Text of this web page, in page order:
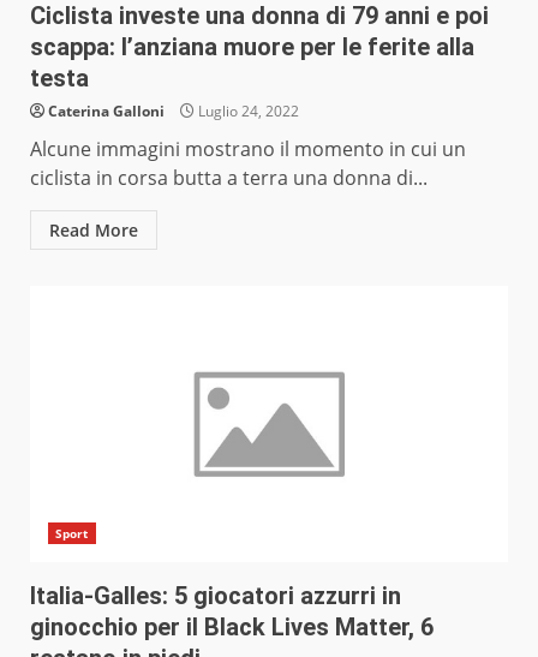
Ciclista investe una donna di 79 anni e poi
scappa: l’anziana muore per le ferite alla
testa
Caterina Galloni Luglio 24, 2022
Alcune immagini mostrano il momento in cui un
ciclista in corsa butta a terra una donna di...
Read More
Sport
Italia-Galles: 5 giocatori azzurri in
ginocchio per il Black Lives Matter, 6